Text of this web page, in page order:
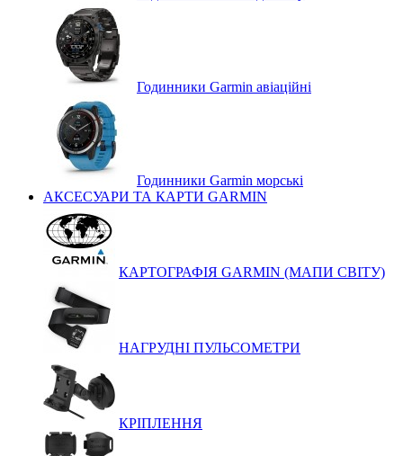
Годинники Garmin авіаційні
Годинники Garmin морські
АКСЕСУАРИ ТА КАРТИ GARMIN
КАРТОГРАФІЯ GARMIN (МАПИ СВІТУ)
НАГРУДНІ ПУЛЬСОМЕТРИ
КРІПЛЕННЯ